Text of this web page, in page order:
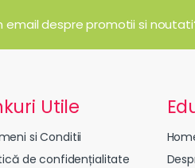
email despre promotii si
Utile
si Conditii
de confidențialitate